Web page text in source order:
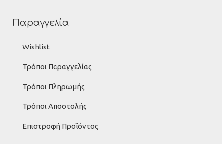
Παραγγελία
Wishlist
Τρόποι Παραγγελίας
Τρόποι Πληρωμής
Τρόποι Αποστολής
Επιστροφή Προϊόντος